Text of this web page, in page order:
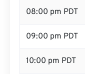
08:00 pm PDT
09:00 pm PDT
10:00 pm PDT